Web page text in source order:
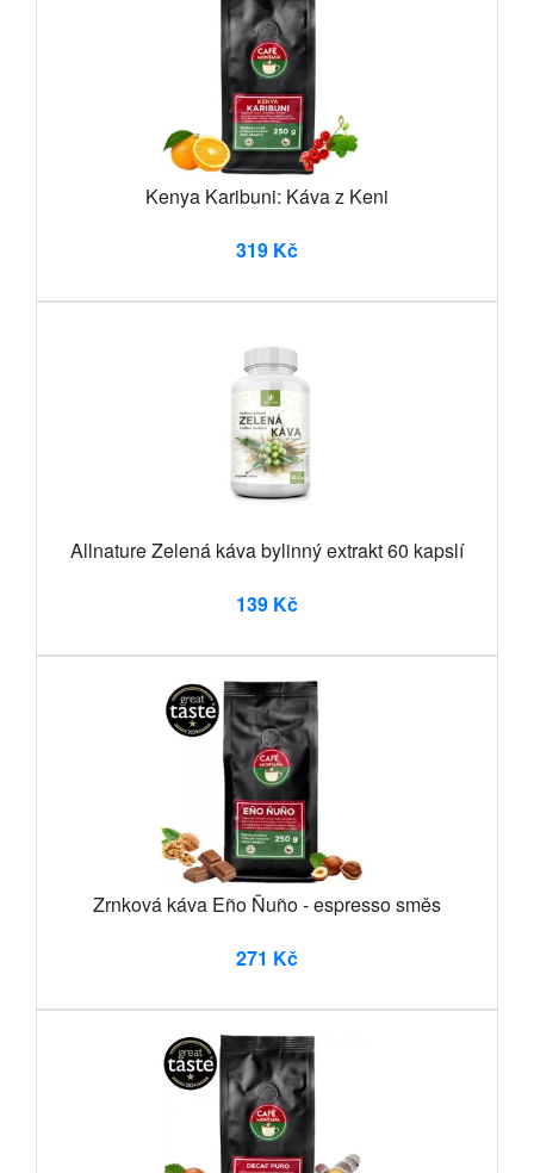
Kenya Karibuni: Káva z Keni
319 Kč
Allnature Zelená káva bylinný extrakt 60 kapslí
139 Kč
Zrnková káva Eño Ñuño - espresso směs
271 Kč